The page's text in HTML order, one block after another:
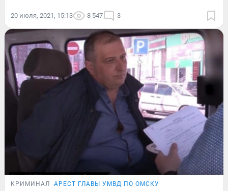
20 июля, 2021, 15:13 8 547 3
КРИМИНАЛ АРЕСТ ГЛАВЫ УМВД ПО ОМСКУ